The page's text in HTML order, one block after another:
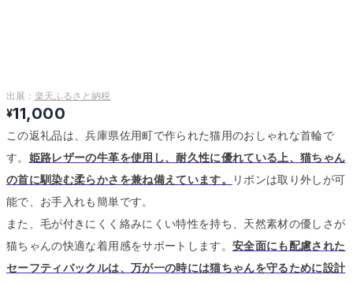
出展： 楽天ふるさと納税
¥11,000
この返礼品は、兵庫県佐用町で作られた猫用のおしゃれな首輪で
す。 姫路レザーの牛革を使用し、耐久性に優れている上、猫ちゃん
の首に馴染む柔らかさを兼ね備えています。
リボンは取り外しが可
能で、お手入れも簡単です。
また、毛が付きにくく絡みにくい特性を持ち、天然素材の優しさが
猫ちゃんの快適な着用感をサポートします。 安全面にも配慮された
セーフティバックルは、万が一の時には猫ちゃんを守るために設計